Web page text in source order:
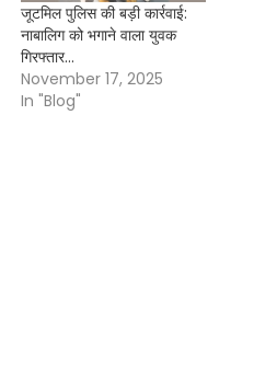
जूटमिल पुलिस की बड़ी कार्रवाई:
नाबालिग को भगाने वाला युवक
गिरफ्तार…
November 17, 2025
In "Blog"